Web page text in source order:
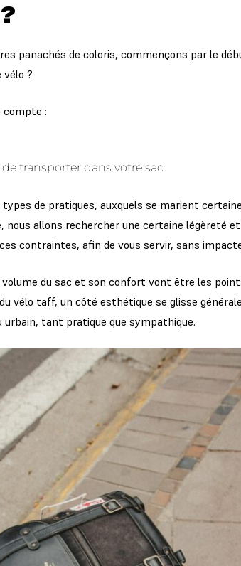
panachés de coloris, commençons par le
vélo ?
compte :
transporter dans votre sac
de pratiques, auxquels se marient
nous allons rechercher une certaine légèreté
contraintes, afin de vous servir, sans
volume du sac et son confort vont être les
vélo taff, un côté esthétique se glisse
urbain, tant pratique que sympathique.